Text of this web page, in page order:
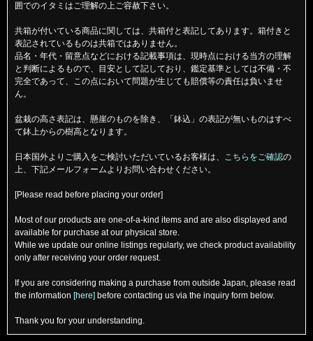
囲でのイタミはご理解の上ご容赦下さい。
共箱が付いている商品に関しては、共箱付と表記してあります。箱付きと
表記されているものは共箱ではありません。
品名・年代・留意点などにおける記載事項は、現時点における当方の理解
と判断によるもので、目安として記しており、鑑定基準としては不備・不
完全であって、この点において問題が生じても賠償等の責任は負いませ
ん。
盆栽の高さ表記は、懸崖のものを除き、「鉢込」の表記が無いものはすべ
て鉢上からの樹高となります。
日本国外よりご購入をご検討いただいているお客様は、 こちらをご確認の
上、下記メールフォームよりお問い合わせください。
[Please read before placing your order]
Most of our products are one-of-a-kind items and are also displayed and
available for purchase at our physical store.
While we update our online listings regularly, we check product availability
only after receiving your order request.
If you are considering making a purchase from outside Japan, please read
the information [here] before contacting us via the inquiry form below.
Thank you for your understanding.